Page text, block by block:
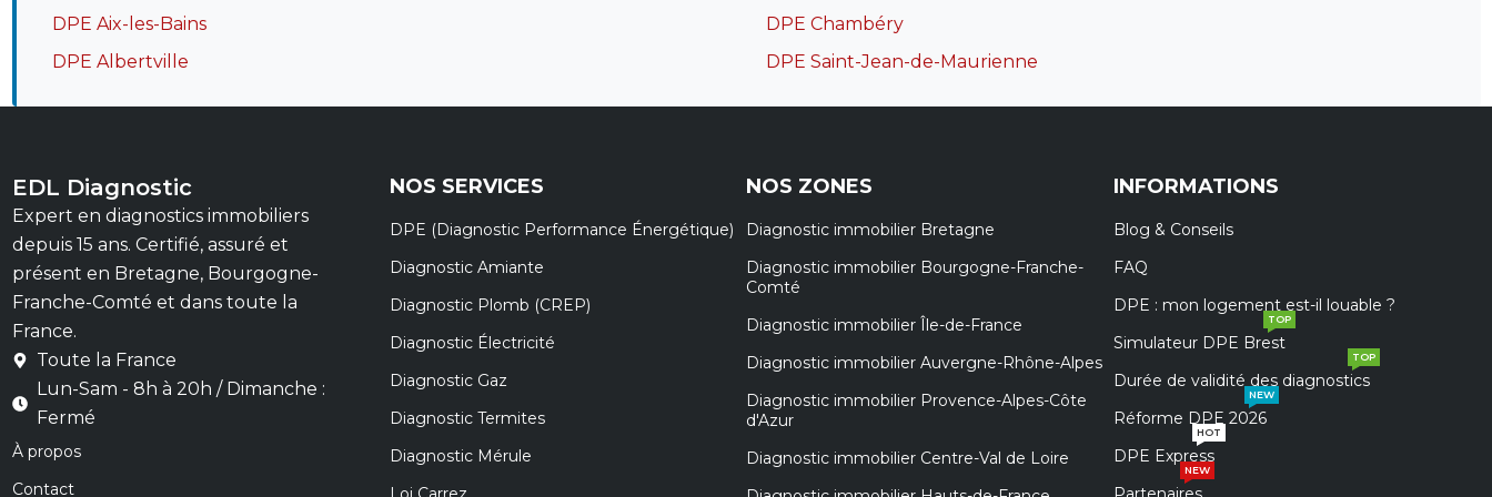
DPE Aix-les-Bains
DPE Albertville
DPE Chambéry
DPE Saint-Jean-de-Maurienne
EDL Diagnostic
Expert en diagnostics immobiliers
depuis 15 ans. Certifié, assuré et
présent en Bretagne, Bourgogne-
Franche-Comté et dans toute la
France.
Toute la France
Lun-Sam - 8h à 20h / Dimanche :
Fermé
À propos
Contact
NOS SERVICES
DPE (Diagnostic Performance Énergétique)
Diagnostic Amiante
Diagnostic Plomb (CREP)
Diagnostic Électricité
Diagnostic Gaz
Diagnostic Termites
Diagnostic Mérule
NOS ZONES
Diagnostic immobilier Bretagne
Diagnostic immobilier Bourgogne-Franche-
Comté
Diagnostic immobilier Île-de-France
Diagnostic immobilier Auvergne-Rhône-Alpes
Diagnostic immobilier Provence-Alpes-Côte
d'Azur
Diagnostic immobilier Centre-Val de Loire
INFORMATIONS
Blog & Conseils
FAQ
DPE : mon logement est-il louable ?
Simulateur DPE Brest
TOP
Durée de validité des diagnostics
TOP
Réforme DPE 2026
NEW
DPE Express
HOT
NEW